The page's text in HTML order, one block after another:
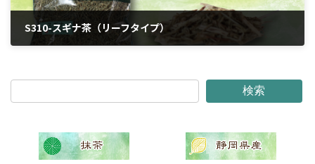
S310-スギナ茶（リーフタイプ）
検索